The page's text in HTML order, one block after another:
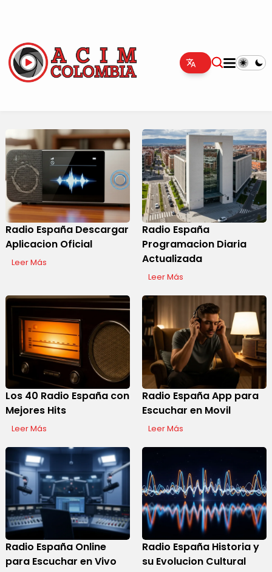
Radio España Descargar
Aplicacion Oficial
Leer Más
Radio España
Programacion Diaria
Actualizada
Leer Más
Los 40 Radio España con
Mejores Hits
Leer Más
Radio España App para
Escuchar en Movil
Leer Más
Radio España Online
para Escuchar en Vivo
Radio España Historia y
su Evolucion Cultural